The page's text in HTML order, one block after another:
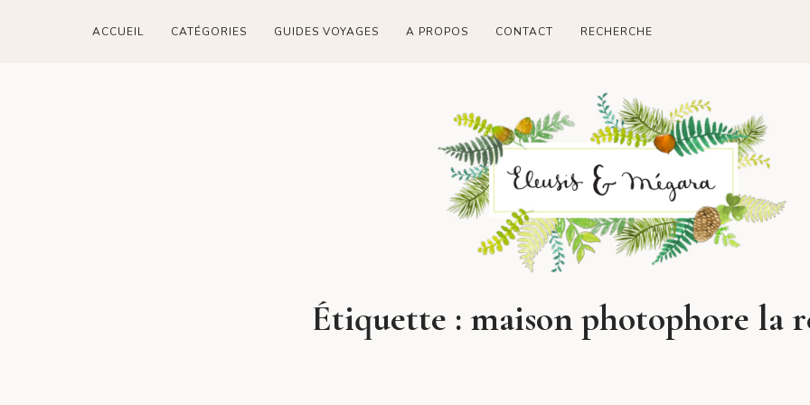
ACCUEIL CATÉGORIES GUIDES VOYAGES A PROPOS CONTACT RECHERCHE
Étiquette : maison photophore la